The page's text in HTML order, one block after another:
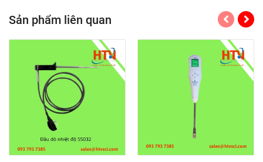
Sản phẩm liên quan